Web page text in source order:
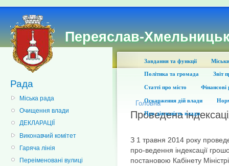
Переяслав-
Рада
Міська рада
Очищення влади
ДЕКЛАРАЦІЇ
Виконавчий комітет
Гаряча лінія
Переіменовані вулиці
Завдання та функції
Політика та громада Звіт
Статті про місто Фінансові
Оскарження дій влади
Про діяльність влади
Головна
Проведена
З 1 травня 2014 року
про-ведення індексації
постановою Кабінету